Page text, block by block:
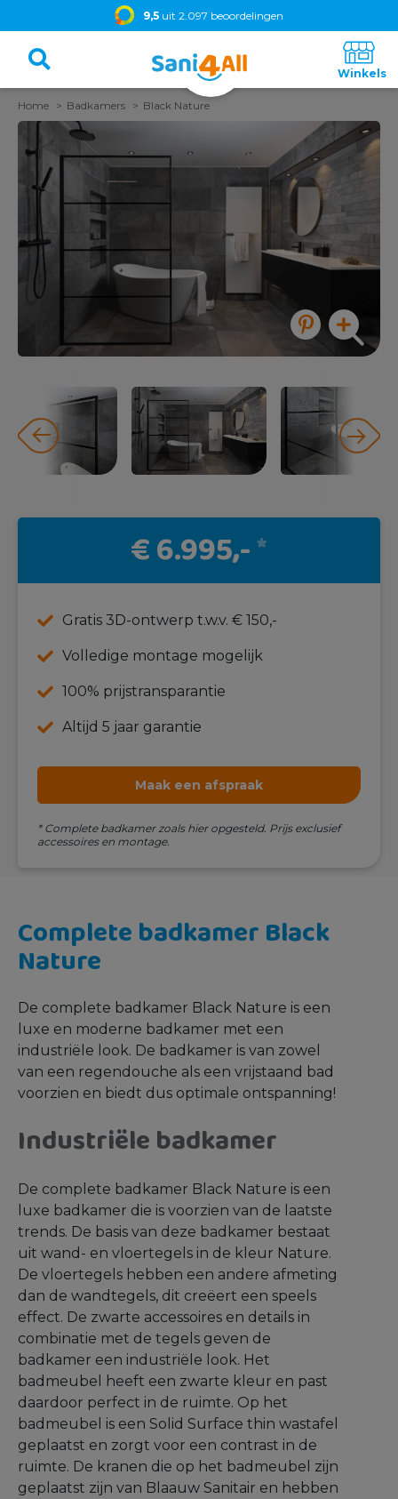
9,5 uit 2.097 beoordelingen
Home Badkamers Black Nature
€ 6.995,-*
Gratis 3D-ontwerp t.w.v. € 150,-
Volledige montage mogelijk
100% prijstransparantie
Altijd 5 jaar garantie
Maak een afspraak
* Complete badkamer zoals hier opgesteld. Prijs exclusief
accessoires en montage.
Complete badkamer Black
Nature
De complete badkamer Black Nature is een
luxe en moderne badkamer met een
industriële look. De badkamer is van zowel
van een regendouche als een vrijstaand bad
voorzien en biedt dus optimale ontspanning!
Industriële badkamer
De complete badkamer Black Nature is een
luxe badkamer die is voorzien van de laatste
trends. De basis van deze badkamer bestaat
uit wand- en vloertegels in de kleur Nature.
De vloertegels hebben een andere afmeting
dan de wandtegels, dit creëert een speels
effect. De zwarte accessoires en details in
combinatie met de tegels geven de
badkamer een industriële look. Het
badmeubel heeft een zwarte kleur en past
daardoor perfect in de ruimte. Op het
badmeubel is een Solid Surface thin wastafel
geplaatst en zorgt voor een contrast in de
ruimte. De kranen die op het badmeubel zijn
geplaatst zijn van Blaauw Sanitair en hebben